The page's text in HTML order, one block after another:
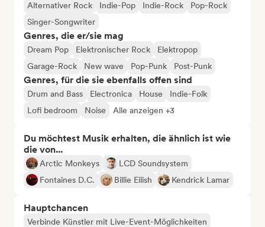
Alternativer Rock Indie-Pop Indie-Rock
Pop-Rock
Singer-Songwriter
Genres, die er/sie mag
Dream Pop Elektronischer Rock
Elektropop
Garage-Rock
New wave Pop-Punk Post-Punk
Genres, für die sie ebenfalls offen sind
Drum and Bass Electronica House
Indie-Folk
Lofi bedroom
Noise Alle anzeigen +3
Du möchtest Musik erhalten, die ähnlich ist wie
die von...
Arctic Monkeys
LCD Soundsystem
Fontaines D.C.
Billie Eilish Kendrick Lamar
Hauptchancen
Verbinde Künstler mit Live-Event-Möglichkeiten